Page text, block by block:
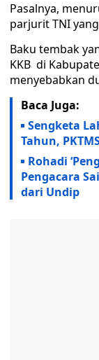
Pasalnya,
parjurit TNI
Baku tembak
KKB di
menyebabkan
Baca Juga:
Sengketa
Tahun,
Rohadi
Pengacara
dari Undip